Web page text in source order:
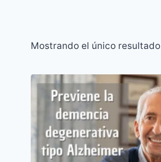
Mostrando el único resultado